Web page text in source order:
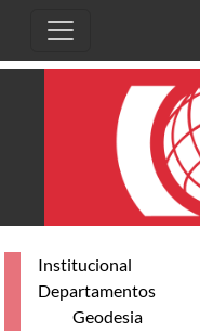
Institucional
Departamentos
Geodesia